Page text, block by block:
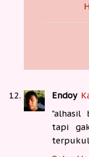
Endoy
"alhasil
tapi
terpukul